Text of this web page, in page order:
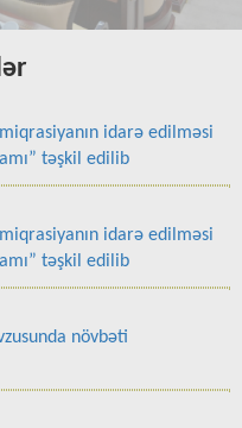
idarə edilməsi
təşkil edilib
idarə edilməsi
təşkil edilib
növbəti